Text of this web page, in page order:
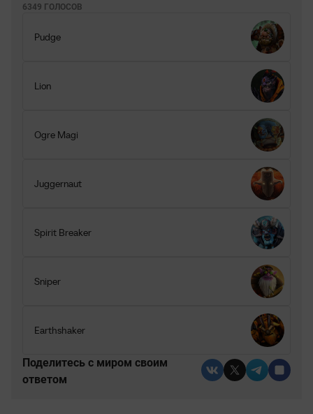
6349 ГОЛОСОВ
Pudge
Lion
Ogre Magi
Juggernaut
Spirit Breaker
Sniper
Earthshaker
Поделитесь c миром своим
ответом